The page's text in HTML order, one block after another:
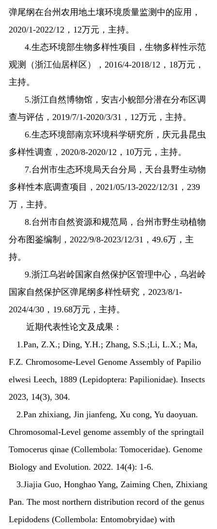
弹尾纲在台州农用地土壤环境质量监测中的应用，
2020/1-2022/12 ， 12万元，主持。
4.生态环境部生物多样性项目，生物多样性示范
观测（浙江仙居样区）， 2016/4-2018/12 ， 18万元，
主持。
5.浙江自然博物馆，安吉小鲵部分潜在分布区调
查与评估， 2019/7/1-2020/3/31 ， 12万元，主持。
6.生态环境部南京环境科学研究所，庆元县昆虫
多样性调查， 2020/8-2020/12 ， 10万元，主持。
7.台州市生态环境局天台分局，天台县野生动物
多样性本底调查项目， 2021/05/13-2022/12/31 ， 239
万，主持。
8.台州市自然资源和规范局，台州市野生动植物
分布图鉴编制， 2022/9/8-2023/12/31 ， 49.6万，主
持。
9.浙江乌岩岭国家自然保护区管理中心，乌岩岭
国家自然保护区弹尾纲多样性研究， 2023/8/1-
2024/4/30， 19.68万元，主持。
近期代表性论文及成果：
1.Pan, Z.X.; Ding, Y.H.; Zhang, S.S.;Li, L.X.; Ma,
F.Z. Chromosome-Level Genome Assembly of Papilio
elwesi Leech, 1889 (Lepidoptera: Papilionidae). Insects
2023, 14(3), 304.
2.Pan zhixiang, Jin jianfeng, Xu cong, Yu daoyuan.
Chromosomal-Level genome assembly of the springtail
Tomocerus qinae(Collembola: Tomoceridae). Genome
Biology and Evolution. 2022. 14(4): 1-6.
3.Jiajia Guo, Honghao Yang, Zaiming Chen, Zhixiang
Pan. The most northern distribution record of the genus
Lepidodens(Collembola: Entomobryidae) with